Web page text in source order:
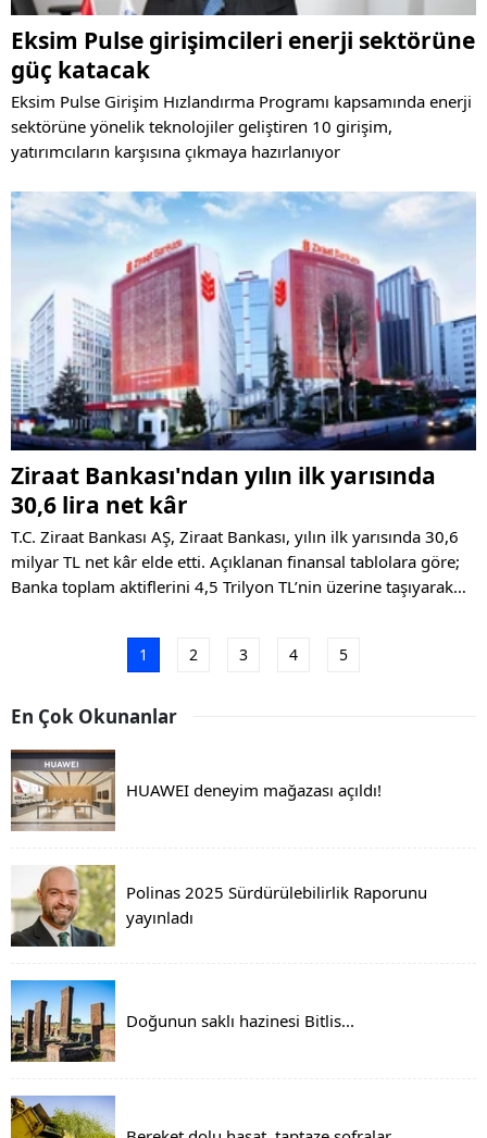
Eksim Pulse girişimcileri enerji sektörüne
güç katacak
Eksim Pulse Girişim Hızlandırma Programı kapsamında enerji
sektörüne yönelik teknolojiler geliştiren 10 girişim,
yatırımcıların karşısına çıkmaya hazırlanıyor
Ziraat Bankası'ndan yılın ilk yarısında
30,6 lira net kâr
T.C. Ziraat Bankası AŞ, Ziraat Bankası, yılın ilk yarısında 30,6
milyar TL net kâr elde etti. Açıklanan finansal tablolara göre;
Banka toplam aktiflerini 4,5 Trilyon TL’nin üzerine taşıyarak
1 2 3 4 5
En Çok Okunanlar
HUAWEI deneyim mağazası açıldı!
Polinas 2025 Sürdürülebilirlik Raporunu
yayınladı
Doğunun saklı hazinesi Bitlis...